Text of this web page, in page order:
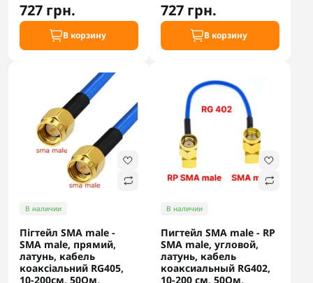
727 грн.
В корзину
727 грн.
В корзину
В наличии
Пігтейл SMA male -
SMA male, прямий,
латунь, кабель
коаксіальний RG405,
10-200см, 50Ом,
В наличии
Пигтейл SMA male - RP
SMA male, угловой,
латунь, кабель
коаксиальный RG402,
10-200 см, 50Ом,